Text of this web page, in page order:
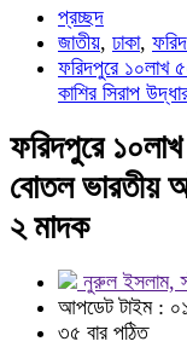
প্রচ্ছদ
জাতীয়, ঢাকা,
ফরিদপুরে ১০লাখ
কাশির সিরাপ
ফরিদপুরে
বোতল ভারতীয়
২ মাদক
নুরুল ইসলাম,
আপডেট টাইম :
৩৫ বার পঠিত